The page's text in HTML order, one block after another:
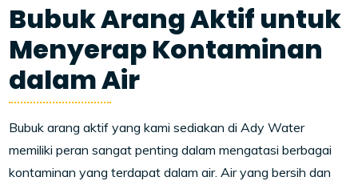
Bubuk Arang Aktif untuk
Menyerap Kontaminan
dalam Air
Bubuk arang aktif yang kami sediakan di Ady Water
memiliki peran sangat penting dalam mengatasi berbagai
kontaminan yang terdapat dalam air. Air yang bersih dan